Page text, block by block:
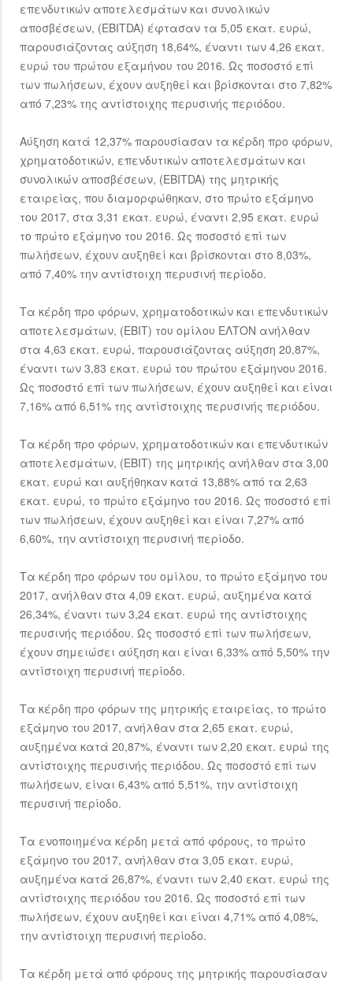
επενδυτικών αποτελεσμάτων και συνολικών
αποσβέσεων, (EBITDA) έφτασαν τα 5,05 εκατ. ευρώ,
παρουσιάζοντας αύξηση 18,64%, έναντι των 4,26 εκατ.
ευρώ του πρώτου εξαμήνου του 2016. Ως ποσοστό επί
των πωλήσεων, έχουν αυξηθεί και βρίσκονται στο 7,82%
από 7,23% της αντίστοιχης περυσινής περιόδου.
Αύξηση κατά 12,37% παρουσίασαν τα κέρδη προ φόρων,
χρηματοδοτικών, επενδυτικών αποτελεσμάτων και
συνολικών αποσβέσεων, (EBITDA) της μητρικής
εταιρείας, που διαμορφώθηκαν, στο πρώτο εξάμηνο
του 2017, στα 3,31 εκατ. ευρώ, έναντι 2,95 εκατ. ευρώ
το πρώτο εξάμηνο του 2016. Ως ποσοστό επί των
πωλήσεων, έχουν αυξηθεί και βρίσκονται στο 8,03%,
από 7,40% την αντίστοιχη περυσινή περίοδο.
Τα κέρδη προ φόρων, χρηματοδοτικών και επενδυτικών
αποτελεσμάτων, (EBIT) του ομίλου ΕΛΤΟΝ ανήλθαν
στα 4,63 εκατ. ευρώ, παρουσιάζοντας αύξηση 20,87%,
έναντι των 3,83 εκατ. ευρώ του πρώτου εξάμηνου 2016.
Ως ποσοστό επί των πωλήσεων, έχουν αυξηθεί και είναι
7,16% από 6,51% της αντίστοιχης περυσινής περιόδου.
Τα κέρδη προ φόρων, χρηματοδοτικών και επενδυτικών
αποτελεσμάτων, (EBIT) της μητρικής ανήλθαν στα 3,00
εκατ. ευρώ και αυξήθηκαν κατά 13,88% από τα 2,63
εκατ. ευρώ, το πρώτο εξάμηνο του 2016. Ως ποσοστό επί
των πωλήσεων, έχουν αυξηθεί και είναι 7,27% από
6,60%, την αντίστοιχη περυσινή περίοδο.
Τα κέρδη προ φόρων του ομίλου, το πρώτο εξάμηνο του
2017, ανήλθαν στα 4,09 εκατ. ευρώ, αυξημένα κατά
26,34%, έναντι των 3,24 εκατ. ευρώ της αντίστοιχης
περυσινής περιόδου. Ως ποσοστό επί των πωλήσεων,
έχουν σημειώσει αύξηση και είναι 6,33% από 5,50% την
αντίστοιχη περυσινή περίοδο.
Τα κέρδη προ φόρων της μητρικής εταιρείας, το πρώτο
εξάμηνο του 2017, ανήλθαν στα 2,65 εκατ. ευρώ,
αυξημένα κατά 20,87%, έναντι των 2,20 εκατ. ευρώ της
αντίστοιχης περυσινής περιόδου. Ως ποσοστό επί των
πωλήσεων, είναι 6,43% από 5,51%, την αντίστοιχη
περυσινή περίοδο.
Τα ενοποιημένα κέρδη μετά από φόρους, το πρώτο
εξάμηνο του 2017, ανήλθαν στα 3,05 εκατ. ευρώ,
αυξημένα κατά 26,87%, έναντι των 2,40 εκατ. ευρώ της
αντίστοιχης περιόδου του 2016. Ως ποσοστό επί των
πωλήσεων, έχουν αυξηθεί και είναι 4,71% από 4,08%,
την αντίστοιχη περυσινή περίοδο.
Τα κέρδη μετά από φόρους της μητρικής παρουσίασαν